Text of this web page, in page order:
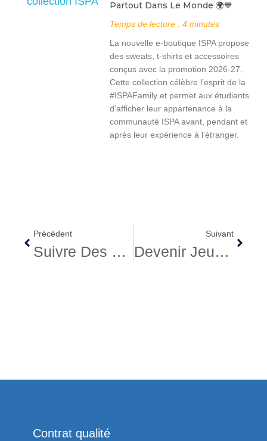
Partout Dans Le Monde 🌍💙
Temps de lecture : 4 minutes
La nouvelle e-boutique ISPA propose
des sweats, t-shirts et accessoires
conçus avec la promotion 2026-27.
Cette collection célèbre l’esprit de la
#ISPAFamily et permet aux étudiants
d’afficher leur appartenance à la
communauté ISPA avant, pendant et
après leur expérience à l’étranger.
Précédent
Suivre Des Cours D’anglais À L’étranger
Suivant
Devenir Jeune Fille Au Pair
Contrat qualité